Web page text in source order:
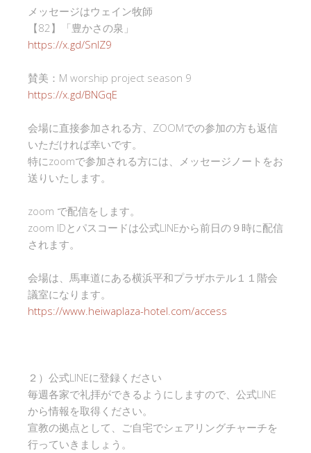
メッセージはウェイン牧師
【82】「豊かさの泉」
https://x.gd/SnlZ9
賛美：M worship project season 9
https://x.gd/BNGqE
会場に直接参加される方、ZOOMでの参加の方も返信
いただければ幸いです。
特にzoomで参加される方には、メッセージノートをお
送りいたします。
zoom で配信をします。
zoom IDとパスコードは公式LINEから前日の９時に配信
されます。
会場は、馬車道にある横浜平和プラザホテル１１階会
議室になります。
https://www.heiwaplaza-hotel.com/access
２）公式LINEに登録ください
毎週各家で礼拝ができるようにしますので、公式LINE
から情報を取得ください。
宣教の拠点として、ご自宅でシェアリングチャーチを
行っていきましょう。